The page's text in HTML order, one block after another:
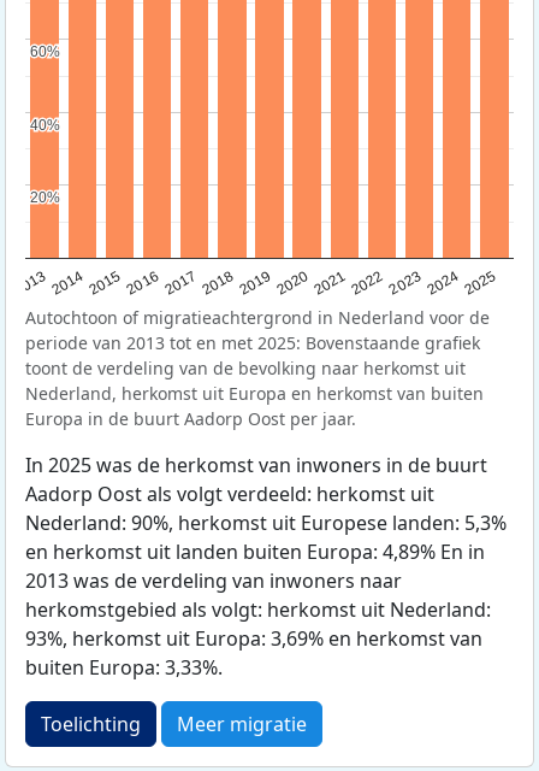
20132014201520162017 20182019 202020212022202320242025
20%
20%
40%
40%
60%
60%
Autochtoon of migratieachtergrond in Nederland voor de
periode van 2013 tot en met 2025: Bovenstaande grafiek
toont de verdeling van de bevolking naar herkomst uit
Nederland, herkomst uit Europa en herkomst van buiten
Europa in de buurt Aadorp Oost per jaar.
In 2025 was de herkomst van inwoners in de buurt
Aadorp Oost als volgt verdeeld: herkomst uit
Nederland: 90%, herkomst uit Europese landen: 5,3%
en herkomst uit landen buiten Europa: 4,89% En in
2013 was de verdeling van inwoners naar
herkomstgebied als volgt: herkomst uit Nederland:
93%, herkomst uit Europa: 3,69% en herkomst van
buiten Europa: 3,33%.
Toelichting Meer migratie